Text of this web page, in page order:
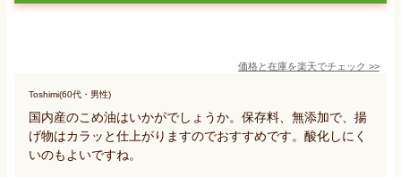
価格と在庫を楽天でチェック >>
Toshimi(60代・男性)
国内産のこめ油はいかがでしょうか。保存料、無添加で、揚
げ物はカラッと仕上がりますのでおすすめです。酸化しにく
いのもよいですね。